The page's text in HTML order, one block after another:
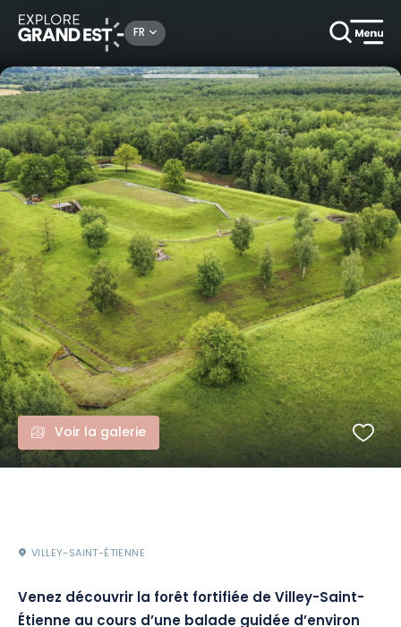
FR
Nature Visite guidée Trésors de notre pays : La forêt fortifiée de Villey-Saint-Étienne
Voir la galerie
VILLEY-SAINT-ÉTIENNE
Venez découvrir la forêt fortifiée de Villey-Saint-
Étienne au cours d’une balade guidée d’environ